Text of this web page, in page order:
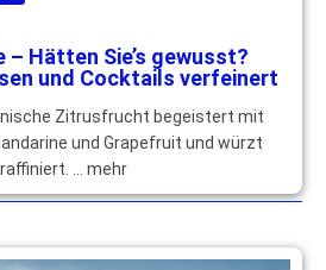
– Hätten Sie’s gewusst?
und Cocktails verfeinert
Zitrusfrucht begeistert mit
und Grapefruit und würzt
… mehr